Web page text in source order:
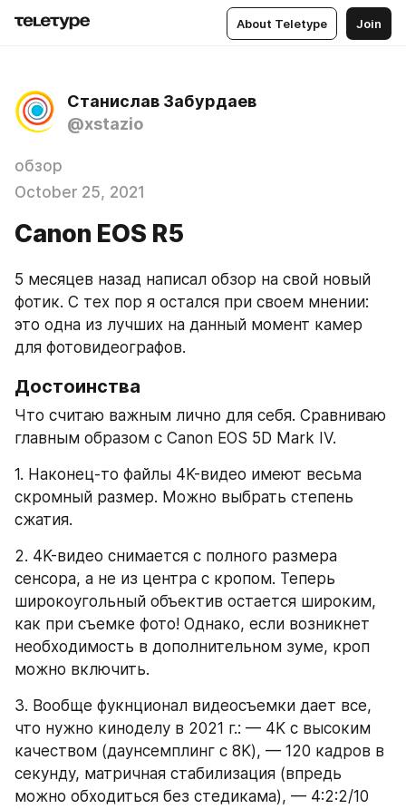
About Teletype Join
Станислав Забурдаев
@xstazio
обзор
October 25, 2021
Canon EOS R5
5 месяцев назад написал обзор на свой новый
фотик. С тех пор я остался при своем мнении:
это одна из лучших на данный момент камер
для фотовидеографов.
Достоинства
Что считаю важным лично для себя. Сравниваю
главным образом с Canon EOS 5D Mark IV.
1. Наконец-то файлы 4K-видео имеют весьма
скромный размер. Можно выбрать степень
сжатия.
2. 4K-видео снимается с полного размера
сенсора, а не из центра с кропом. Теперь
широкоугольный объектив остается широким,
как при съемке фото! Однако, если возникнет
необходимость в дополнительном зуме, кроп
можно включить.
3. Вообще фукнционал видеосъемки дает все,
что нужно киноделу в 2021 г.: — 4K с высоким
качеством (даунсемплинг с 8K), — 120 кадров в
секунду, матричная стабилизация (впредь
можно обходиться без стедикама), — 4:2:2/10